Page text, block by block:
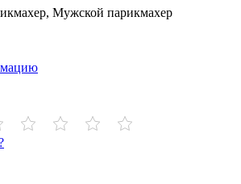
Мужской парикмахер